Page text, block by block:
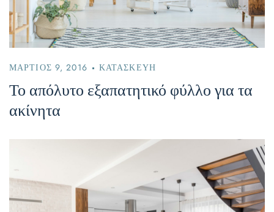
ΜΆΡΤΙΟΣ 9, 2016 ΚΑΤΑΣΚΕΥΉ
Το απόλυτο εξαπατητικό φύλλο για τα
ακίνητα